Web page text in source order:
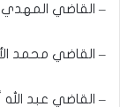
– القاضي
– القاضي محمد
– القاضي عبد